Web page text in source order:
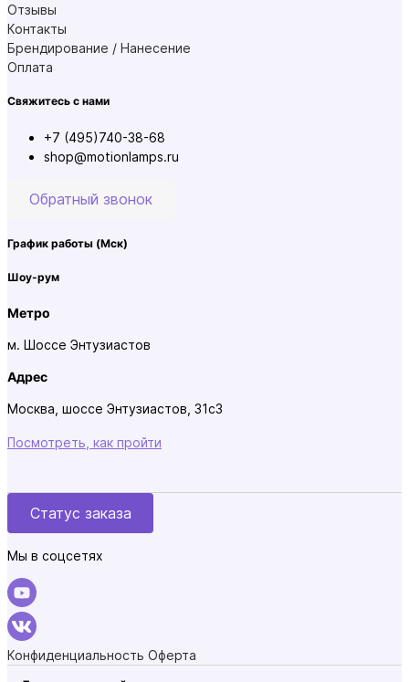
Отзывы
Контакты
Брендирование / Нанесение
Оплата
Свяжитесь с нами
+7 (495)740-38-68
shop@motionlamps.ru
Обратный звонок
График работы (Мск)
Шоу-рум
Метро
м. Шоссе Энтузиастов
Адрес
Москва, шоссе Энтузиастов, 31с3
Посмотреть, как пройти
Статус заказа
Мы в соцсетях
Конфиденциальность Оферта